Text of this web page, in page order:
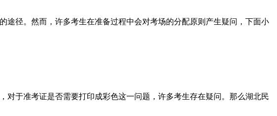
径。然而，许多考生在准备过程中会对考场的分配原则产生疑问，下面小
于准考证是否需要打印成彩色这一问题，许多考生存在疑问。那么湖北民